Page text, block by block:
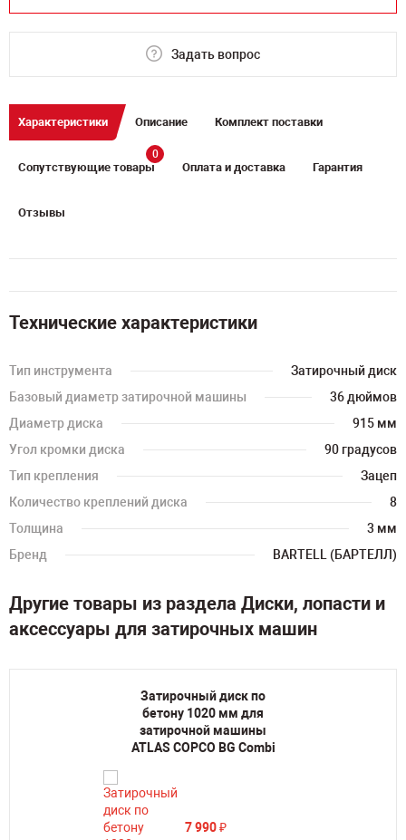
Задать вопрос
Характеристики Описание Комплект поставки
Сопутствующие товары
0
Оплата и доставка Гарантия
Отзывы
Технические характеристики
Тип инструмента
Затирочный диск
Базовый диаметр затирочной машины
36 дюймов
Диаметр диска
915 мм
Угол кромки диска
90 градусов
Тип крепления
Зацеп
Количество креплений диска
8
Толщина
3 мм
Бренд
BARTELL (БАРТЕЛЛ)
Другие товары из раздела Диски, лопасти и
аксессуары для затирочных машин
Затирочный диск по
бетону 1020 мм для
затирочной машины
ATLAS COPCO BG Combi
7 990₽